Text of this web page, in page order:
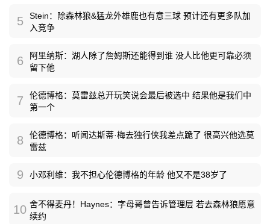
5
Stein：除森林狼&猛龙外雄鹿也有意三球 预计还有更多队加
入竞争
6
阿里纳斯：湖人除了詹姆斯还能得到谁 没人比他更可靠必须
留下他
7
伦德博格：莫雷兹总开玩笑说会最后被选中 结果他是我们中
第一个
8
伦德博格：听闻达斯蒂·梅去独行侠我差点跪了 很高兴他选莫
雷兹
9 小邓利维：我不担心伦德博格的年龄 他又不是38岁了
10 舍不得麦丹！Haynes：字母哥曾告诉管理层 若去森林狼愿意
续约